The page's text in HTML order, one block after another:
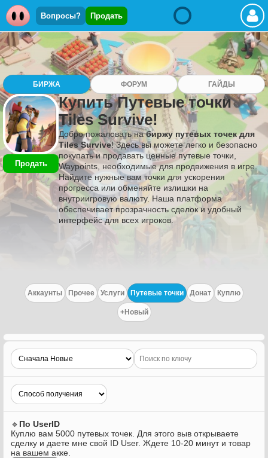
Вопросы? Продать
БИРЖА ФОРУМ ГАЙДЫ
Продать
Купить Путевые точки
Tiles Survive!
Добро пожаловать набиржу путевых точек для
Tiles Survive! Здесь вы можете легко и безопасно
покупать и продавать ценные путевые точки,
Waypoints, необходимые для продвижения в игре.
Найдите нужные вам точки для ускорения
прогресса или обменяйте излишки на
внутриигровую валюту. Наша платформа
обеспечивает прозрачность сделок и удобный
интерфейс для всех игроков.
Аккаунты Прочее Услуги Путевые точки Донат Куплю
+Новый
🔹󠁏󠁏 По UserID
Куплю вам 5000 путевых точек. Для этого выв открываете
сделку и даете мне свой ID User. Ждете 10-20 минут и товар
на вашем акке.